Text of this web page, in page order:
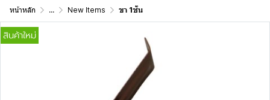
หน้าหลัก ... New Items ขา 1ชั้น
สินค้าใหม่